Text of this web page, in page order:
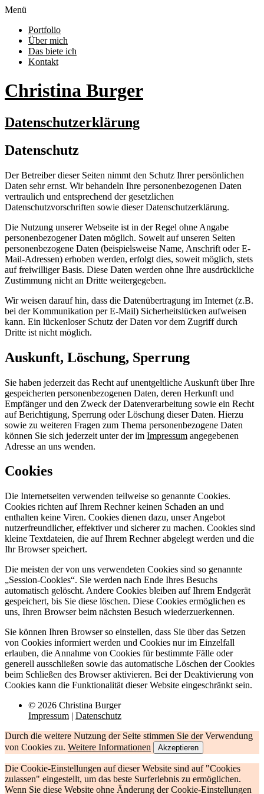
Menü
Portfolio
Über mich
Das biete ich
Kontakt
Christina Burger
Datenschutzerklärung
Datenschutz
Der Betreiber dieser Seiten nimmt den Schutz Ihrer persönlichen
Daten sehr ernst. Wir behandeln Ihre personenbezogenen Daten
vertraulich und entsprechend der gesetzlichen
Datenschutzvorschriften sowie dieser Datenschutzerklärung.
Die Nutzung unserer Webseite ist in der Regel ohne Angabe
personenbezogener Daten möglich. Soweit auf unseren Seiten
personenbezogene Daten (beispielsweise Name, Anschrift oder E-
Mail-Adressen) erhoben werden, erfolgt dies, soweit möglich, stets
auf freiwilliger Basis. Diese Daten werden ohne Ihre ausdrückliche
Zustimmung nicht an Dritte weitergegeben.
Wir weisen darauf hin, dass die Datenübertragung im Internet (z.B.
bei der Kommunikation per E-Mail) Sicherheitslücken aufweisen
kann. Ein lückenloser Schutz der Daten vor dem Zugriff durch
Dritte ist nicht möglich.
Auskunft, Löschung, Sperrung
Sie haben jederzeit das Recht auf unentgeltliche Auskunft über Ihre
gespeicherten personenbezogenen Daten, deren Herkunft und
Empfänger und den Zweck der Datenverarbeitung sowie ein Recht
auf Berichtigung, Sperrung oder Löschung dieser Daten. Hierzu
sowie zu weiteren Fragen zum Thema personenbezogene Daten
können Sie sich jederzeit unter der im Impressum angegebenen
Adresse an uns wenden.
Cookies
Die Internetseiten verwenden teilweise so genannte Cookies.
Cookies richten auf Ihrem Rechner keinen Schaden an und
enthalten keine Viren. Cookies dienen dazu, unser Angebot
nutzerfreundlicher, effektiver und sicherer zu machen. Cookies sind
kleine Textdateien, die auf Ihrem Rechner abgelegt werden und die
Ihr Browser speichert.
Die meisten der von uns verwendeten Cookies sind so genannte
„Session-Cookies“. Sie werden nach Ende Ihres Besuchs
automatisch gelöscht. Andere Cookies bleiben auf Ihrem Endgerät
gespeichert, bis Sie diese löschen. Diese Cookies ermöglichen es
uns, Ihren Browser beim nächsten Besuch wiederzuerkennen.
Sie können Ihren Browser so einstellen, dass Sie über das Setzen
von Cookies informiert werden und Cookies nur im Einzelfall
erlauben, die Annahme von Cookies für bestimmte Fälle oder
generell ausschließen sowie das automatische Löschen der Cookies
beim Schließen des Browser aktivieren. Bei der Deaktivierung von
Cookies kann die Funktionalität dieser Website eingeschränkt sein.
© 2026 Christina Burger
Impressum | Datenschutz
Durch die weitere Nutzung der Seite stimmen Sie der Verwendung
von Cookies zu. Weitere Informationen Akzeptieren
Die Cookie-Einstellungen auf dieser Website sind auf "Cookies
zulassen" eingestellt, um das beste Surferlebnis zu ermöglichen.
Wenn Sie diese Website ohne Änderung der Cookie-Einstellungen